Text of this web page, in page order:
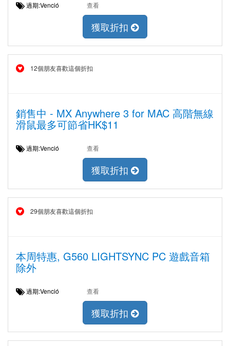
過期:Venció 查看
獲取折扣
12個朋友喜歡這個折扣
銷售中 - MX Anywhere 3 for MAC 高階無線
滑鼠最多可節省HK$11
過期:Venció 查看
獲取折扣
29個朋友喜歡這個折扣
本周特惠, G560 LIGHTSYNC PC 遊戲音箱
除外
過期:Venció 查看
獲取折扣